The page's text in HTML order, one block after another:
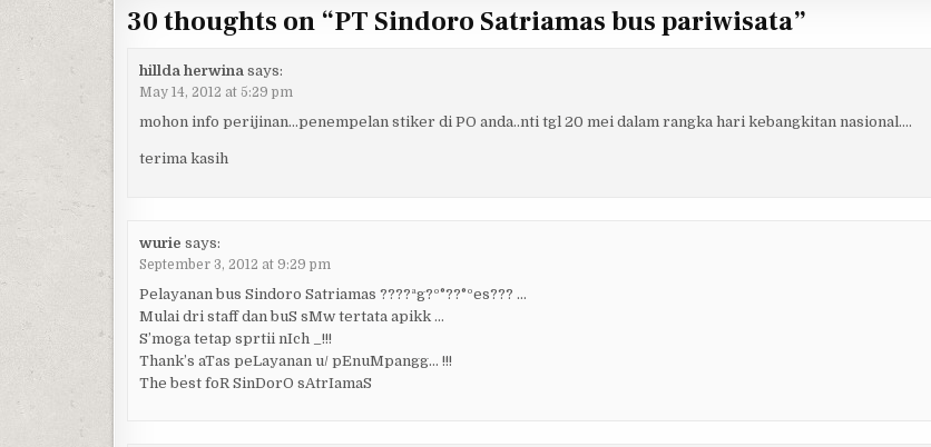
30 thoughts on “PT Sindoro Satriamas bus pariwisata”
hillda herwina says:
May 14, 2012 at 5:29 pm
mohon info perijinan…penempelan stiker di PO anda..nti tgl 20 mei dalam rangka hari kebangkitan nasional….
terima kasih
wurie says:
September 3, 2012 at 9:29 pm
Pelayanan bus Sindoro Satriamas ????ªg?º°??°ºes??? …
Mulai dri staff dan buS sMw tertata apikk …
S’moga tetap sprtii nIch _!!!
Thank’s aTas peLayanan u/ pEnuMpangg… !!!
The best foR SinDorO sAtrIamaS